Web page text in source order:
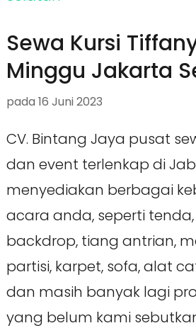
Sewa Kursi
Minggu Jakarta
pada 16 Juni 2023
CV. Bintang Jaya pusat
dan event terlenkap di
menyediakan berbagai
acara anda, seperti
backdrop, tiang antrian,
partisi, karpet, sofa, alat
dan masih banyak lagi
yang belum kami